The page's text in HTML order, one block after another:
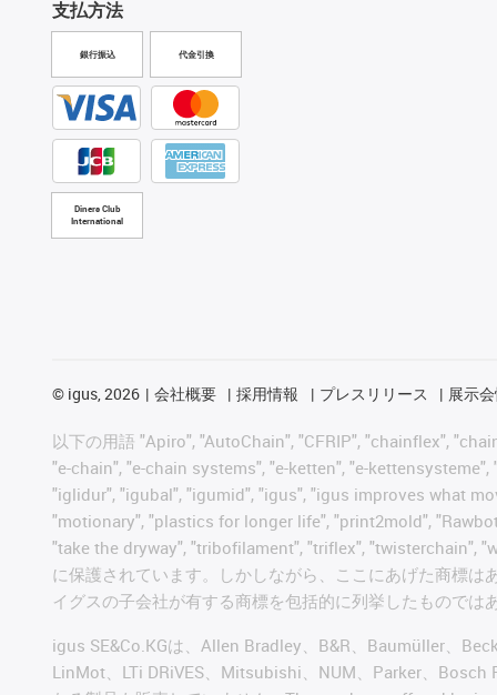
支払方法
銀行振込 代金引換
Diners Club
International
© igus, 2026 会社概要 採用情報 プレスリリース 展示
以下の用語 "Apiro", "AutoChain", "CFRIP", "chainflex",
"e-chain", "e-chain systems", "e-ketten", "e-
"iglidur", "igubal", "igumid", "igus", "igus improves what
"motionary", "plastics for longer life", "print2mold",
"take the dryway", "tribofilament", "triflex", "twisterchain",
に保護されています。しかしながら、ここにあげた商標
イグスの子会社が有する商標を包括的に列挙したものでは
igus SE&Co.KGは、Allen Bradley、B&R、Baumüller、
LinMot、LTi DRiVES、Mitsubishi、NUM、Parker、